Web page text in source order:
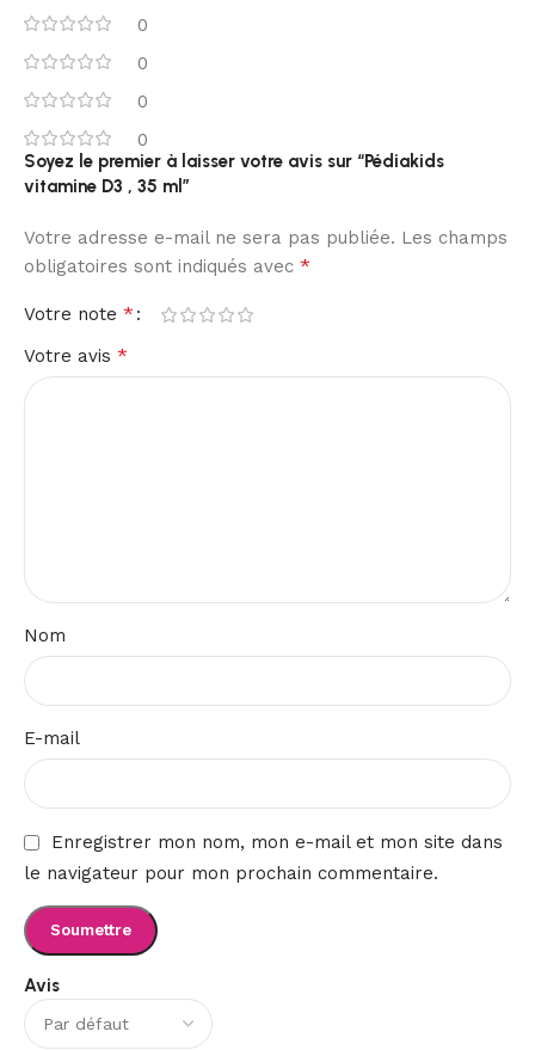
0
0
0
0
Avis
Soyez le premier à laisser votre avis sur “Pédiakids
vitamine D3 , 35 ml”
Votre adresse e-mail ne sera pas publiée. Les champs
obligatoires sont indiqués avec *
Votre note *
Votre avis *
Nom
E-mail
Enregistrer mon nom, mon e-mail et mon site dans
le navigateur pour mon prochain commentaire.